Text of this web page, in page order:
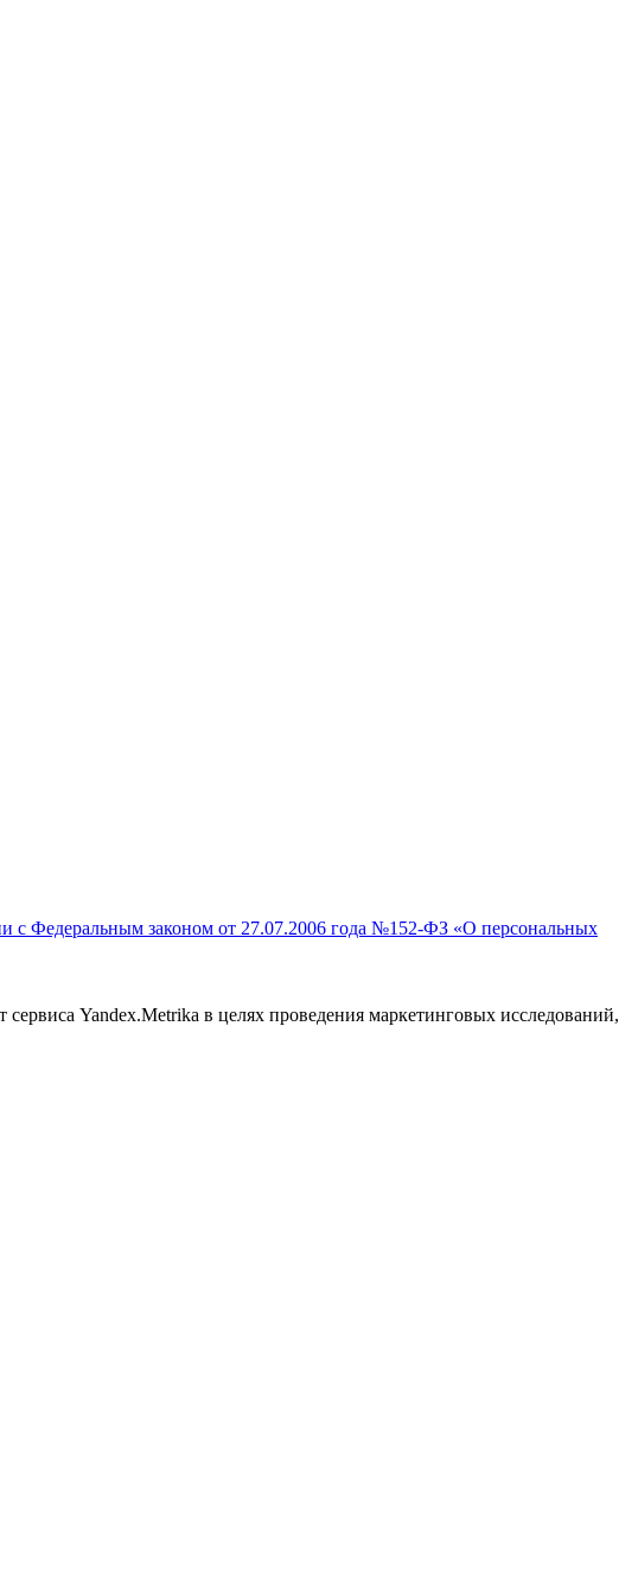
с Федеральным законом от 27.07.2006 года №152-ФЗ «О персональных
Yandex.Metrika в целях проведения маркетинговых исследований,